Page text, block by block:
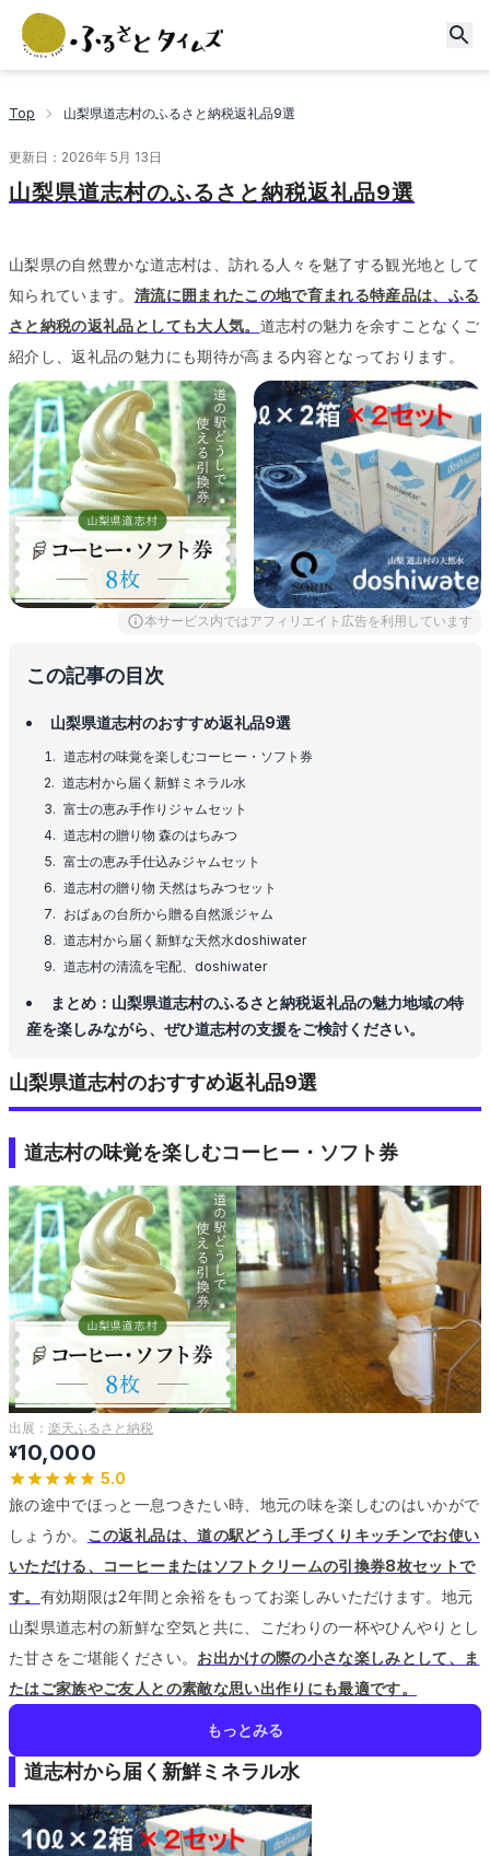
Top 山梨県道志村のふるさと納税返礼品9選
更新日： 2026年 5月 13日
山梨県道志村のふるさと納税返礼品9選
山梨県の自然豊かな道志村は、訪れる人々を魅了する観光地として
知られています。 清流に囲まれたこの地で育まれる特産品は、ふる
さと納税の返礼品としても大人気。 道志村の魅力を余すことなくご
紹介し、返礼品の魅力にも期待が高まる内容となっております。
本サービス内ではアフィリエイト広告を利用しています
この記事の目次
山梨県道志村のおすすめ返礼品9選
道志村の味覚を楽しむコーヒー・ソフト券
道志村から届く新鮮ミネラル水
富士の恵み手作りジャムセット
道志村の贈り物 森のはちみつ
富士の恵み手仕込みジャムセット
道志村の贈り物 天然はちみつセット
おばぁの台所から贈る自然派ジャム
道志村から届く新鮮な天然水doshiwater
道志村の清流を宅配、doshiwater
まとめ：山梨県道志村のふるさと納税返礼品の魅力地域の特
産を楽しみながら、ぜひ道志村の支援をご検討ください。
山梨県道志村のおすすめ返礼品9選
道志村の味覚を楽しむコーヒー・ソフト券
出展： 楽天ふるさと納税
¥10,000
5.0
旅の途中でほっと一息つきたい時、地元の味を楽しむのはいかがで
しょうか。 この返礼品は、道の駅どうし手づくりキッチンでお使い
いただける、コーヒーまたはソフトクリームの引換券8枚セットで
す。 有効期限は2年間と余裕をもってお楽しみいただけます。 地元
山梨県道志村の新鮮な空気と共に、こだわりの一杯やひんやりとし
た甘さをご堪能ください。 お出かけの際の小さな楽しみとして、ま
たはご家族やご友人との素敵な思い出作りにも最適です。
もっとみる
道志村から届く新鮮ミネラル水